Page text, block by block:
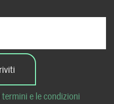
termini e le condizioni